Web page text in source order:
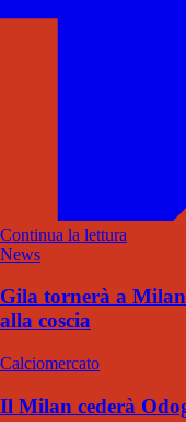
Continua la lettura
News
Gila tornerà a
alla coscia
Calciomercato
Il Milan cederà